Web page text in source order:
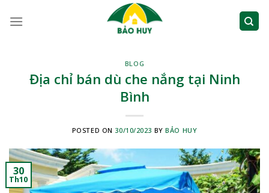
BLOG
Địa chỉ bán dù che nắng tại Ninh
Bình
POSTED ON 30/10/2023 BYBẢO HUY
30
Th10